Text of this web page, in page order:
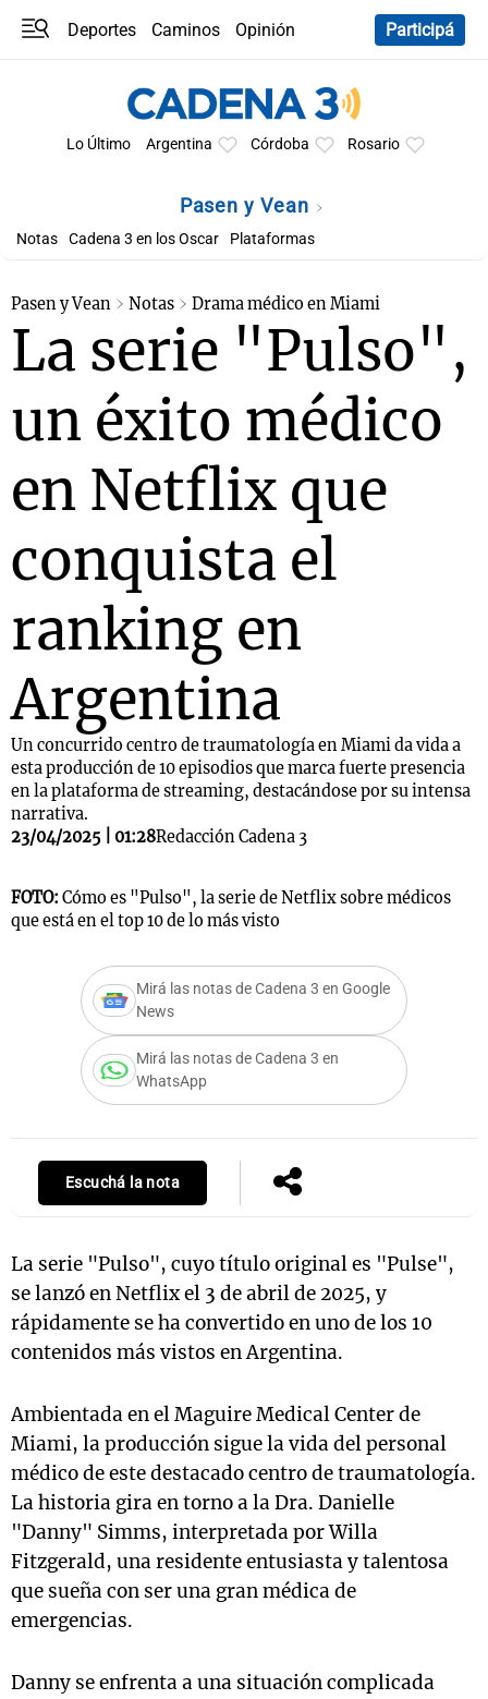
Deportes Caminos
Opinión
Participá
Lo Último Argentina Córdoba Rosario
Pasen y Vean
Notas Cadena 3 en los Oscar Plataformas
Pasen y Vean Notas Drama médico en Miami
La serie "Pulso",
un éxito médico
en Netflix que
conquista el
ranking en
Argentina
Un concurrido centro de traumatología en Miami da vida a
esta producción de 10 episodios que marca fuerte presencia
en la plataforma de streaming, destacándose por su intensa
narrativa.
23/04/2025 | 01:28Redacción Cadena 3
FOTO: Cómo es "Pulso", la serie de Netflix sobre médicos
que está en el top 10 de lo más visto
Mirá las notas de Cadena 3 en Google
News
Mirá las notas de Cadena 3 en
WhatsApp
Escuchá la nota
La serie "Pulso", cuyo título original es "Pulse",
se lanzó en Netflix el 3 de abril de 2025, y
rápidamente se ha convertido en uno de los 10
contenidos más vistos en Argentina.
Ambientada en el Maguire Medical Center de
Miami, la producción sigue la vida del personal
médico de este destacado centro de traumatología.
La historia gira en torno a la Dra. Danielle
"Danny" Simms, interpretada por Willa
Fitzgerald, una residente entusiasta y talentosa
que sueña con ser una gran médica de
emergencias.
Danny se enfrenta a una situación complicada
Notas
Notas